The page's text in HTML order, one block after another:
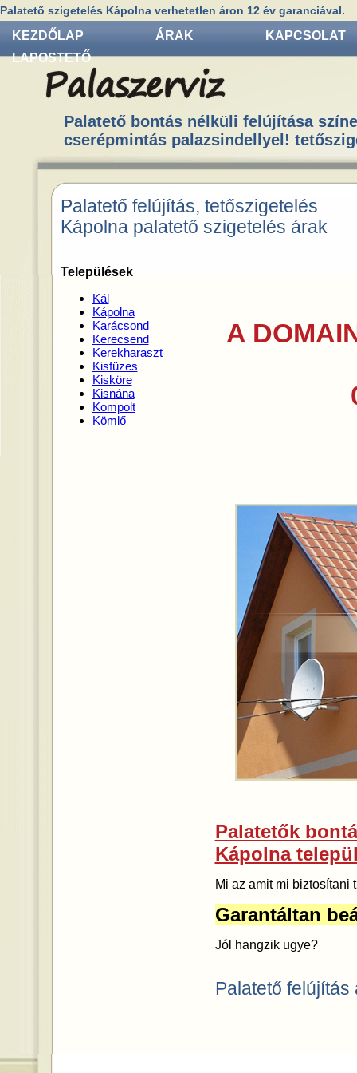
Palatető szigetelés Kápolna verhetetlen áron 12 év garanciával.
KEZDŐLAP ÁRAK
KAPCSOLAT
LAPOSTETŐ
Palatető bontás nélküli felújítása
cserépmintás palazsindellyel!
Palatető felújítás, tetőszigetelés
Kápolna palatető szigetelés árak
Települések
Kál
Kápolna
Karácsond
Kerecsend
Kerekharaszt
Kisfüzes
Kisköre
Kisnána
Kompolt
Kömlő
A
Palatetők
Kápolna
Mi az amit mi biztosítani
Garantáltan
Jól hangzik ugye?
Palatető felújítás